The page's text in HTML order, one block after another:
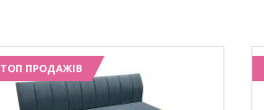
ТОП ПРОДАЖІВ